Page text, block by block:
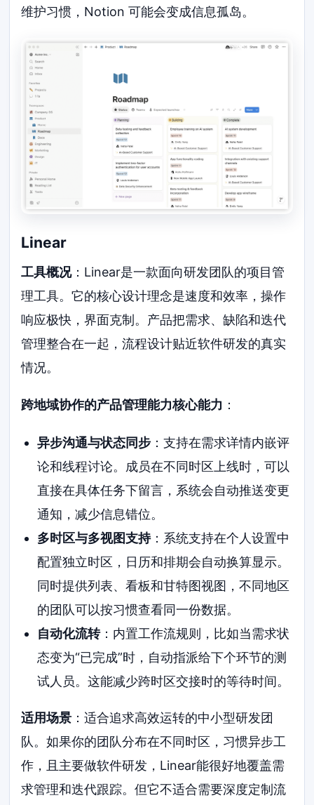
维护习惯，Notion 可能会变成信息孤岛。
Linear
工具概况：Linear是一款面向研发团队的项目管
理工具。它的核心设计理念是速度和效率，操作
响应极快，界面克制。产品把需求、缺陷和迭代
管理整合在一起，流程设计贴近软件研发的真实
情况。
跨地域协作的产品管理能力核心能力 ：
异步沟通与状态同步：支持在需求详情内嵌评
论和线程讨论。成员在不同时区上线时，可以
直接在具体任务下留言，系统会自动推送变更
通知，减少信息错位。
多时区与多视图支持：系统支持在个人设置中
配置独立时区，日历和排期会自动换算显示。
同时提供列表、看板和甘特图视图，不同地区
的团队可以按习惯查看同一份数据。
自动化流转：内置工作流规则，比如当需求状
态变为“已完成”时，自动指派给下个环节的测
试人员。这能减少跨时区交接时的等待时间。
适用场景 ：适合追求高效运转的中小型研发团
队。如果你的团队分布在不同时区，习惯异步工
作，且主要做软件研发，Linear能很好地覆盖需
求管理和迭代跟踪。但它不适合需要深度定制流